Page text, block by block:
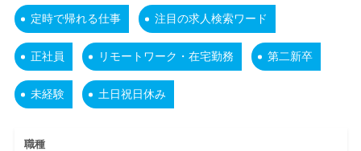
定時で帰れる仕事 注目の求人検索ワード
正社員 リモートワーク・在宅勤務 第二新卒
未経験 土日祝日休み
職種